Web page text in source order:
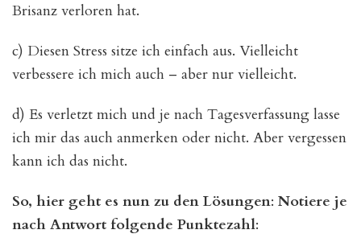
Brisanz verloren hat.
c) Diesen Stress sitze ich einfach aus. Vielleicht
verbessere ich mich auch – aber nur vielleicht.
d) Es verletzt mich und je nach Tagesverfassung lasse
ich mir das auch anmerken oder nicht. Aber vergessen
kann ich das nicht.
So, hier geht es nun zu den Lösungen: Notiere je
nach Antwort folgende Punktezahl: